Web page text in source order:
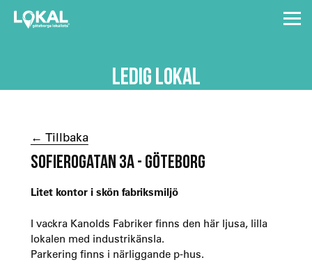
LEDIG LOKAL
← Tillbaka
SOFIEROGATAN 3A - GÖTEBORG
Litet kontor i skön fabriksmiljö
I vackra Kanolds Fabriker finns den här ljusa, lilla
lokalen med industrikänsla.
Parkering finns i närliggande p-hus.